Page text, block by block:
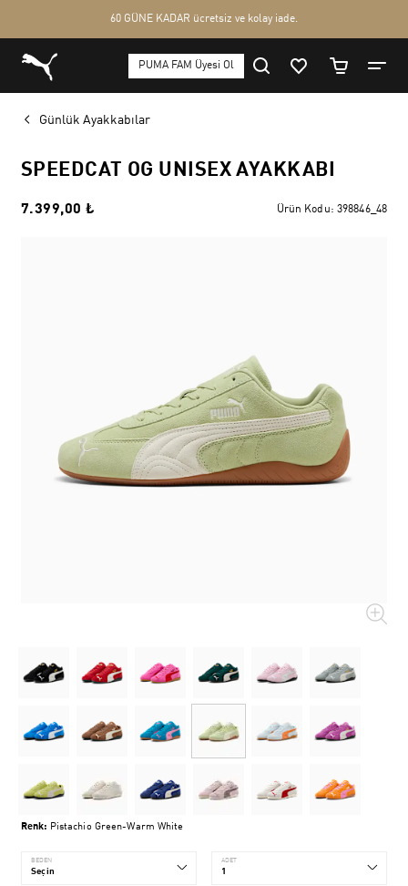
Günlük Ayakkabılar
SPEEDCAT OG UNISEX AYAKKABI
7.399,00 ₺ Ürün Kodu: 398846_48
Renk: Pistachio Green-Warm White
BEDEN ADET